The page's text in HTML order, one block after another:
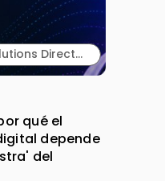
Javier Molina. Solutions Director. Sngular.
qué el
depende
del